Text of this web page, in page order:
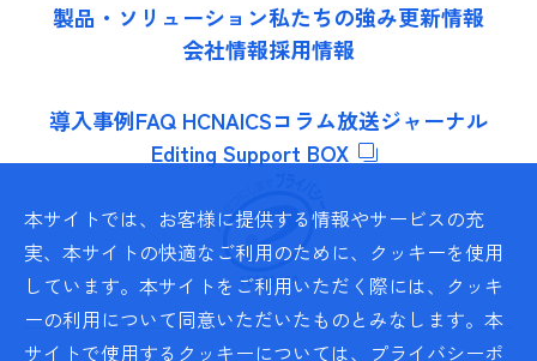
本サイトでは、お客様に提供する情報やサービスの充
実、本サイトの快適なご利用のために、クッキーを使用
しています。本サイトをご利用いただく際には、クッキ
ーの利用について同意いただいたものとみなします。本
サイトで使用するクッキーについては、 プライバシーポ
製品・ソリューション私たちの強み更新情報
会社情報採用情報
導入事例FAQ HCNAICSコラム放送ジャーナル
Editing Support BOX